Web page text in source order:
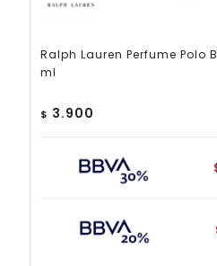
Ralph Lauren Perfume Polo
ml
$ 3.900